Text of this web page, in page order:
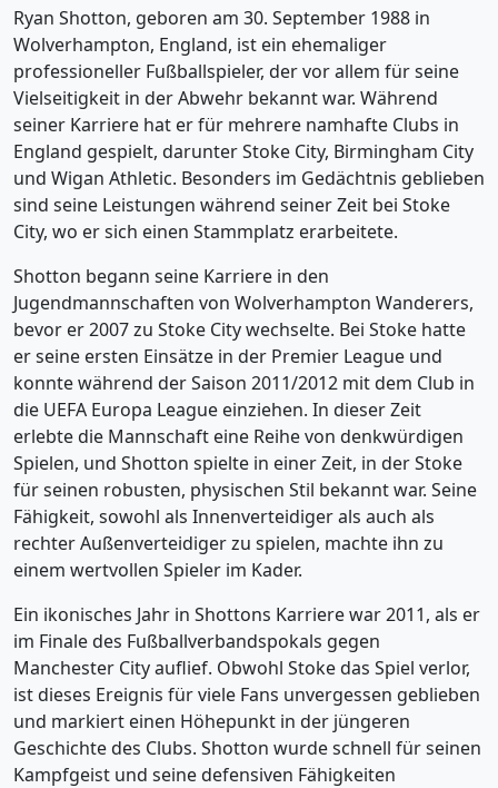
Ryan Shotton, geboren am 30. September 1988 in
Wolverhampton, England, ist ein ehemaliger
professioneller Fußballspieler, der vor allem für seine
Vielseitigkeit in der Abwehr bekannt war. Während
seiner Karriere hat er für mehrere namhafte Clubs in
England gespielt, darunter Stoke City, Birmingham City
und Wigan Athletic. Besonders im Gedächtnis geblieben
sind seine Leistungen während seiner Zeit bei Stoke
City, wo er sich einen Stammplatz erarbeitete.
Shotton begann seine Karriere in den
Jugendmannschaften von Wolverhampton Wanderers,
bevor er 2007 zu Stoke City wechselte. Bei Stoke hatte
er seine ersten Einsätze in der Premier League und
konnte während der Saison 2011/2012 mit dem Club in
die UEFA Europa League einziehen. In dieser Zeit
erlebte die Mannschaft eine Reihe von denkwürdigen
Spielen, und Shotton spielte in einer Zeit, in der Stoke
für seinen robusten, physischen Stil bekannt war. Seine
Fähigkeit, sowohl als Innenverteidiger als auch als
rechter Außenverteidiger zu spielen, machte ihn zu
einem wertvollen Spieler im Kader.
Ein ikonisches Jahr in Shottons Karriere war 2011, als er
im Finale des Fußballverbandspokals gegen
Manchester City auflief. Obwohl Stoke das Spiel verlor,
ist dieses Ereignis für viele Fans unvergessen geblieben
und markiert einen Höhepunkt in der jüngeren
Geschichte des Clubs. Shotton wurde schnell für seinen
Kampfgeist und seine defensiven Fähigkeiten